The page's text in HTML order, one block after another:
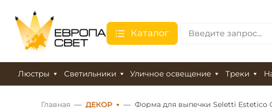
Каталог
Люстры Светильники Уличное освещение Треки
Главная ДЕКОР Форма для выпечки Seletti Estetico